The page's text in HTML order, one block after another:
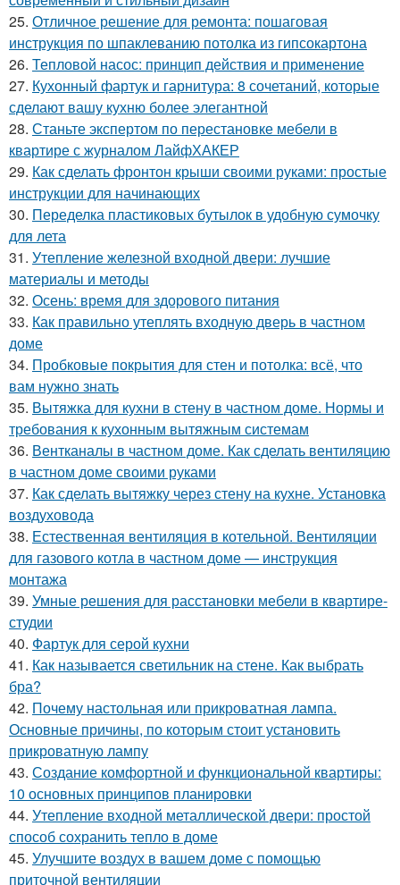
25. Отличное решение для ремонта: пошаговая
инструкция по шпаклеванию потолка из гипсокартона
26. Тепловой насос: принцип действия и применение
27. Кухонный фартук и гарнитура: 8 сочетаний, которые
сделают вашу кухню более элегантной
28. Станьте экспертом по перестановке мебели в
квартире с журналом ЛайфХАКЕР
29. Как сделать фронтон крыши своими руками: простые
инструкции для начинающих
30. Переделка пластиковых бутылок в удобную сумочку
для лета
31. Утепление железной входной двери: лучшие
материалы и методы
32. Осень: время для здорового питания
33. Как правильно утеплять входную дверь в частном
доме
34. Пробковые покрытия для стен и потолка: всё, что
вам нужно знать
35. Вытяжка для кухни в стену в частном доме. Нормы и
требования к кухонным вытяжным системам
36. Вентканалы в частном доме. Как сделать вентиляцию
в частном доме своими руками
37. Как сделать вытяжку через стену на кухне. Установка
воздуховода
38. Естественная вентиляция в котельной. Вентиляции
для газового котла в частном доме — инструкция
монтажа
39. Умные решения для расстановки мебели в квартире-
студии
40. Фартук для серой кухни
41. Как называется светильник на стене. Как выбрать
бра?
42. Почему настольная или прикроватная лампа.
Основные причины, по которым стоит установить
прикроватную лампу
43. Создание комфортной и функциональной квартиры:
10 основных принципов планировки
44. Утепление входной металлической двери: простой
способ сохранить тепло в доме
45. Улучшите воздух в вашем доме с помощью
приточной вентиляции